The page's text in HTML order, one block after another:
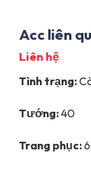
Acc liên
Liên hệ
Tình trạng:
Tướng:40
Trang phục: